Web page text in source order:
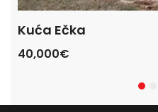
Kuća Ečka
40,000€